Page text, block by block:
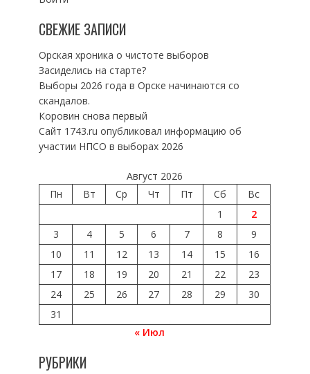
СВЕЖИЕ ЗАПИСИ
Орская хроника о чистоте выборов
Засиделись на старте?
Выборы 2026 года в Орске начинаются со
скандалов.
Коровин снова первый
Сайт 1743.ru опубликовал информацию об
участии НПСО в выборах 2026
Август 2026
Пн
Вт Ср Чт Пт Сб
Вс
1
2
3
4 5 6 7 8
9
10
11 12 13 14 15
16
17
18 19 20 21 22
23
24
25 26 27 28 29
30
31
« Июл
РУБРИКИ